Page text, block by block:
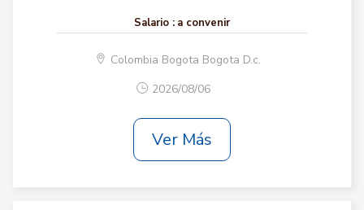
Salario : a convenir
Colombia Bogota Bogota D.c.
2026/08/06
Ver Más